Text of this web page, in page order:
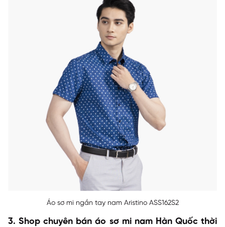
Áo sơ mi ngắn tay nam Aristino ASS162S2
3. Shop chuyên bán áo sơ mi nam Hàn Quốc thời